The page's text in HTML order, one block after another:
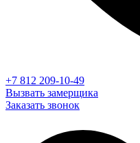
+7 812 209-10-49
Вызвать замерщика
Заказать звонок